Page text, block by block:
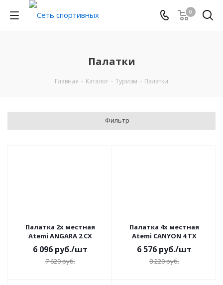
0
Палатки
Главная - Каталог - Туризм - Палатки
Фильтр
Палатка 2х местная
Atemi ANGARA 2 CX
6 096руб./шт
7 620руб.
Палатка 4х местная
Atemi CANYON 4 TX
6 576руб./шт
8 220руб.